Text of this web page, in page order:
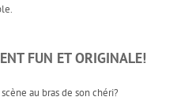
FUN ET ORIGINALE!
au bras de son chéri?